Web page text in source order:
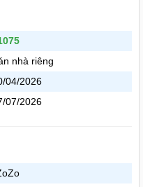
nhà riêng
04/2026
07/2026